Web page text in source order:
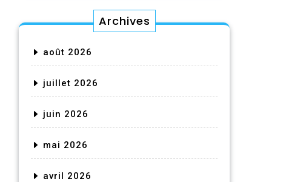
Archives
août 2026
juillet 2026
juin 2026
mai 2026
avril 2026